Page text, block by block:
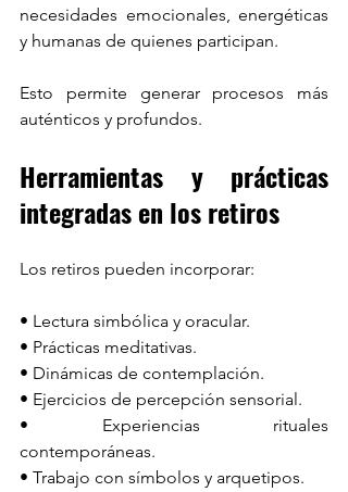
necesidades emocionales, energéticas
y humanas de quienes participan.
Esto permite generar procesos más
auténticos y profundos.
Herramientas y prácticas
integradas en los retiros
Los retiros pueden incorporar:
• Lectura simbólica y oracular.
• Prácticas meditativas.
• Dinámicas de contemplación.
• Ejercicios de percepción sensorial.
• Experiencias rituales
contemporáneas.
• Trabajo con símbolos y arquetipos.